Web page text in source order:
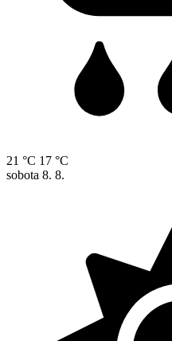
21 °C 17 °C
sobota 8. 8.